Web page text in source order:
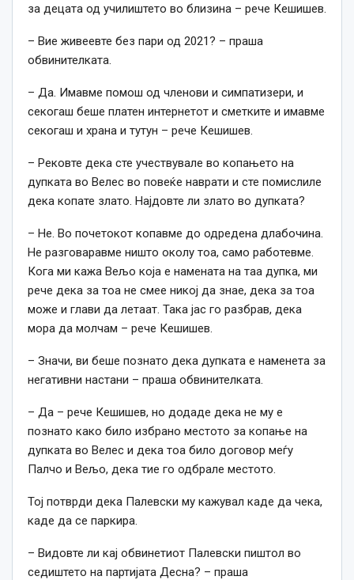
за децата од училиштето во близина – рече Кешишев.
– Вие живеевте без пари од 2021? – праша
обвинителката.
– Да. Имавме помош од членови и симпатизери, и
секогаш беше платен интернетот и сметките и имавме
секогаш и храна и тутун – рече Кешишев.
– Рековте дека сте учествувале во копањето на
дупката во Велес во повеќе наврати и сте помислиле
дека копате злато. Најдовте ли злато во дупката?
– Не. Во почетокот копавме до одредена длабочина.
Не разговаравме ништо околу тоа, само работевме.
Кога ми кажа Вељо која е намената на таа дупка, ми
рече дека за тоа не смее никој да знае, дека за тоа
може и глави да летаат. Така јас го разбрав, дека
мора да молчам – рече Кешишев.
– Значи, ви беше познато дека дупката е наменета за
негативни настани – праша обвинителката.
– Да – рече Кешишев, но додаде дека не му е
познато како било избрано местото за копање на
дупката во Велес и дека тоа било договор меѓу
Палчо и Вељо, дека тие го одбрале местото.
Тој потврди дека Палевски му кажувал каде да чека,
каде да се паркира.
– Видовте ли кај обвинетиот Палевски пиштол во
седиштето на партијата Десна? – праша